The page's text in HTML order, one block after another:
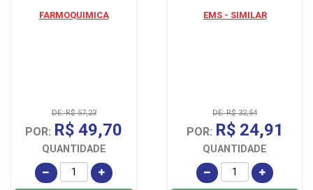
FARMOQUIMICA
DE: R$ 57,23
POR: R$ 49,70
QUANTIDADE
EMS - SIMILAR
DE: R$ 32,54
POR: R$ 24,91
QUANTIDADE